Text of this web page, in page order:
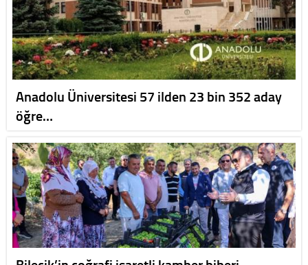
Anadolu Üniversitesi 57 ilden 23 bin 352 aday
öğre…